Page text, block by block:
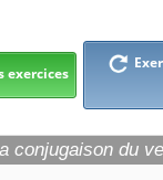
exercices
conjugaison du